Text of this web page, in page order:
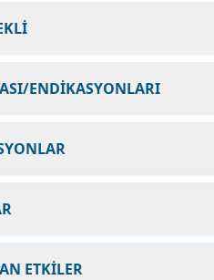
ENDİKASYONLARI
ETKİLER